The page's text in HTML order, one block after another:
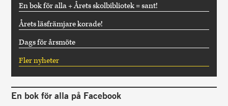
En bok för alla + Årets skolbibliotek = sant!
Årets läsfrämjare korade!
Dags för årsmöte
Fler nyheter
En bok för alla på Facebook